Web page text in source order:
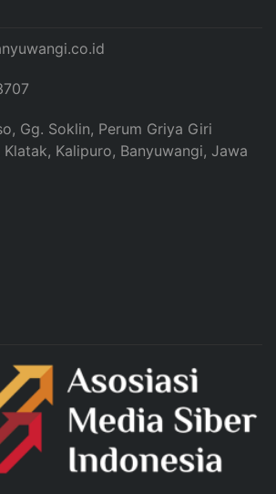
Gg. Soklin, Perum Griya Giri
Klatak, Kalipuro, Banyuwangi, Jawa